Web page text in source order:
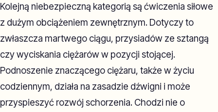
Kolejną niebezpieczną kategorią są ćwiczenia siłowe
z dużym obciążeniem zewnętrznym. Dotyczy to
zwłaszcza martwego ciągu, przysiadów ze sztangą
czy wyciskania ciężarów w pozycji stojącej.
Podnoszenie znaczącego ciężaru, także w życiu
codziennym, działa na zasadzie dźwigni i może
przyspieszyć rozwój schorzenia. Chodzi nie o